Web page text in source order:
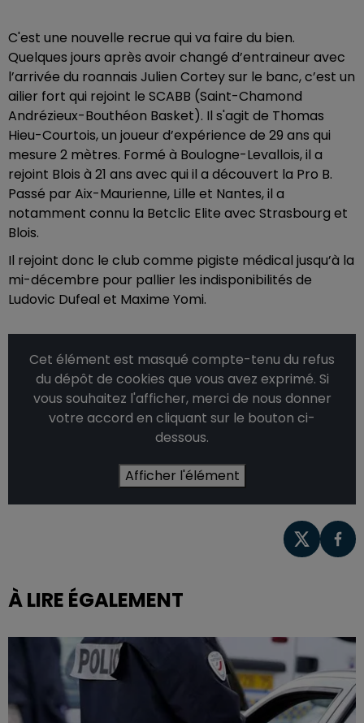
C'est une nouvelle recrue qui va faire du bien.
Quelques jours après avoir changé d’entraineur avec
l’arrivée du roannais Julien Cortey sur le banc, c’est un
ailier fort qui rejoint le SCABB (Saint-Chamond
Andrézieux-Bouthéon Basket). Il s'agit de Thomas
Hieu-Courtois, un joueur d’expérience de 29 ans qui
mesure 2 mètres. Formé à Boulogne-Levallois, il a
rejoint Blois à 21 ans avec qui il a découvert la Pro B.
Passé par Aix-Maurienne, Lille et Nantes, il a
notamment connu la Betclic Elite avec Strasbourg et
Blois.
Il rejoint donc le club comme pigiste médical jusqu’à la
mi-décembre pour pallier les indisponibilités de
Ludovic Dufeal et Maxime Yomi.
Cet élément est masqué compte-tenu du refus
du dépôt de cookies que vous avez exprimé. Si
vous souhaitez l'afficher, merci de nous donner
votre accord en cliquant sur le bouton ci-
dessous.
Afficher l'élément
À LIRE ÉGALEMENT